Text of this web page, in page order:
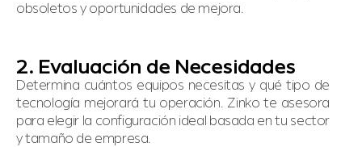
obsoletos y oportunidades de mejora.
2. Evaluación de Necesidades
Determina cuántos equipos necesitas y qué tipo de
tecnología mejorará tu operación. Zinko te asesora
para elegir la configuración ideal basada en tu sector
y tamaño de empresa.